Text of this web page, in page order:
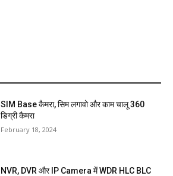
SIM Base कैमरा, सिम लगावो और काम चालू 360
डिग्री कैमरा
February 18, 2024
NVR, DVR और IP Camera में WDR HLC BLC